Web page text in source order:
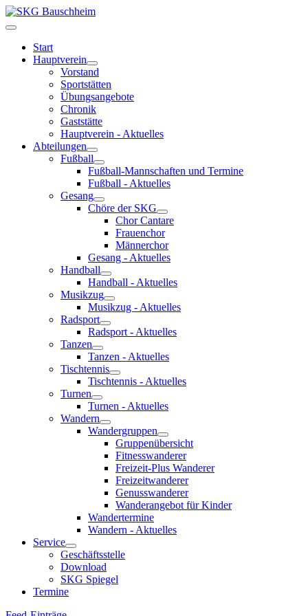
Start
Hauptverein
Vorstand
Sportstätten
Übungsangebote
Chronik
Gaststätte
Hauptverein - Aktuelles
Abteilungen
Fußball
Fußball-Mannschaften und Termine
Fußball - Aktuelles
Gesang
Chöre der SKG
Chor Cantare
Frauenchor
Männerchor
Gesang - Aktuelles
Handball
Handball - Aktuelles
Musikzug
Musikzug - Aktuelles
Radsport
Radsport - Aktuelles
Tanzen
Tanzen - Aktuelles
Tischtennis
Tischtennis - Aktuelles
Turnen
Turnen - Aktuelles
Wandern
Wandergruppen
Gruppenübersicht
Fitnesswanderer
Freizeit-Plus Wanderer
Freizeitwanderer
Genusswanderer
Wanderangebot für Kinder
Wandertermine
Wandern - Aktuelles
Service
Geschäftsstelle
Download
SKG Spiegel
Termine